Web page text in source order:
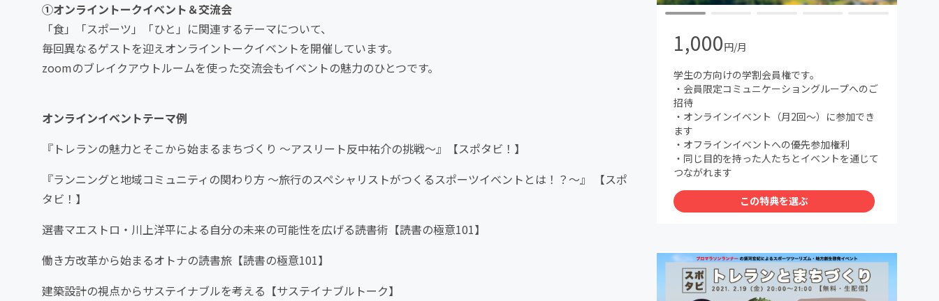
①オンライントークイベント＆交流会
「食」「スポーツ」「ひと」に関連するテーマについて、
毎回異なるゲストを迎えオンライントークイベントを開催しています。
zoomのブレイクアウトルームを使った交流会もイベントの魅力のひとつです。
オンラインイベントテーマ例
『トレランの魅力とそこから始まるまちづくり 〜アスリート反中祐介の挑戦〜』【スポタビ！】
『ランニングと地域コミュニティの関わり方 〜旅行のスペシャリストがつくるスポーツイベントとは！？〜』 【スポ
タビ！】
選書マエストロ・川上洋平による自分の未来の可能性を広げる読書術【読書の極意101】
働き方改革から始まるオトナの読書旅【読書の極意101】
建築設計の視点からサステイナブルを考える【サステイナブルトーク】
1,000円/月
学生の方向けの学割会員権です。
・会員限定コミュニケーショングループへのご
招待
・オンラインイベント（月2回〜）に参加でき
ます
・オフラインイベントへの優先参加権利
・同じ目的を持った人たちとイベントを通じて
つながれます
この特典を選ぶ